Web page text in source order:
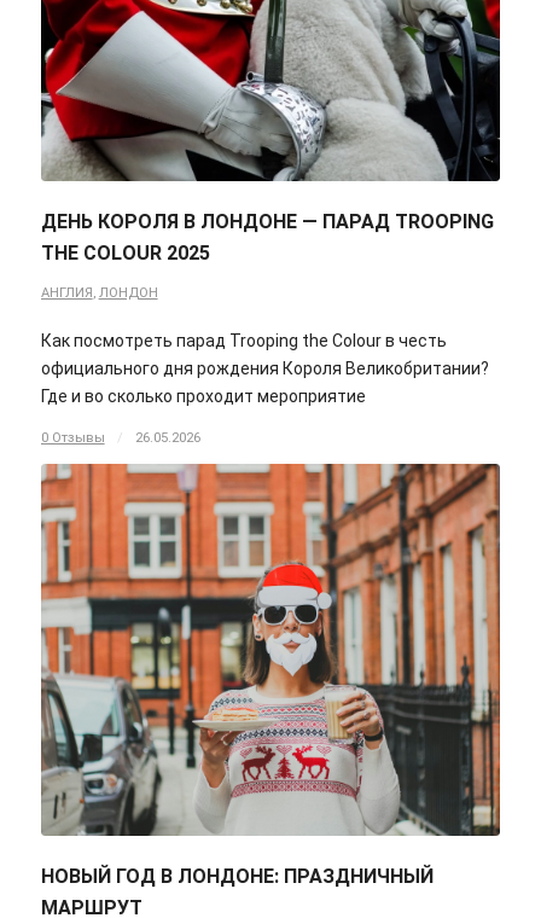
ДЕНЬ КОРОЛЯ В ЛОНДОНЕ — ПАРАД TROOPING
THE COLOUR 2025
АНГЛИЯ , ЛОНДОН
Как посмотреть парад Trooping the Colour в честь
официального дня рождения Короля Великобритании?
Где и во сколько проходит мероприятие
0 Отзывы / 26.05.2026
НОВЫЙ ГОД В ЛОНДОНЕ: ПРАЗДНИЧНЫЙ
МАРШРУТ